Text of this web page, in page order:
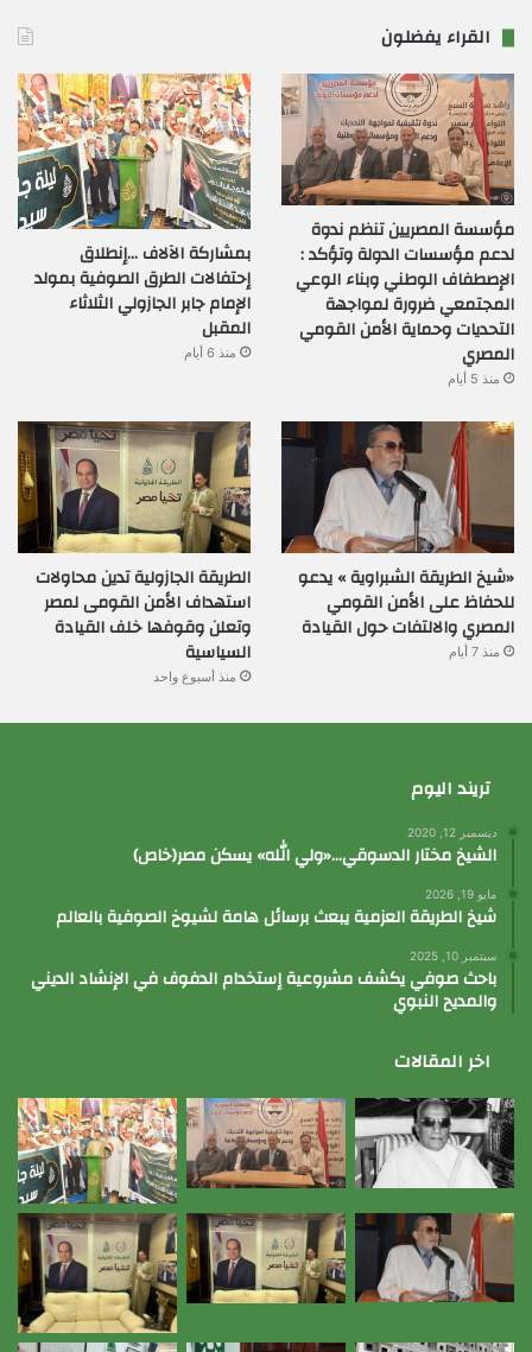
القراء يفضلون
مؤسسة المصريين تنظم ندوة
لدعم مؤسسات الدولة وتؤكد :
الإصطفاف الوطني وبناء الوعي
المجتمعي ضرورة لمواجهة
التحديات وحماية الأمن القومي
المصري
منذ 5 أيام
بمشاركة الآلاف …إنطلاق
إحتفالات الطرق الصوفية بمولد
الإمام جابر الجازولي الثلاثاء
المقبل
منذ 6 أيام
«شيخ الطريقة الشبراوية » يدعو
للحفاظ على الأمن القومي
المصري والالتفات حول القيادة
منذ 7 أيام
الطريقة الجازولية تدين محاولات
استهداف الأمن القومى لمصر
وتعلن وقوفها خلف القيادة
السياسية
منذ أسبوع واحد
تريند اليوم
ديسمبر 12, 2020
الشيخ مختار الدسوقي…«ولي الله» يسكن مصر(خاص)
مايو 19, 2026
شيخ الطريقة العزمية يبعث برسائل هامة لشيوخ الصوفية بالعالم
سبتمبر 10, 2025
باحث صوفي يكشف مشروعية إستخدام الدفوف في الإنشاد الديني
والمديح النبوي
اخر المقالات